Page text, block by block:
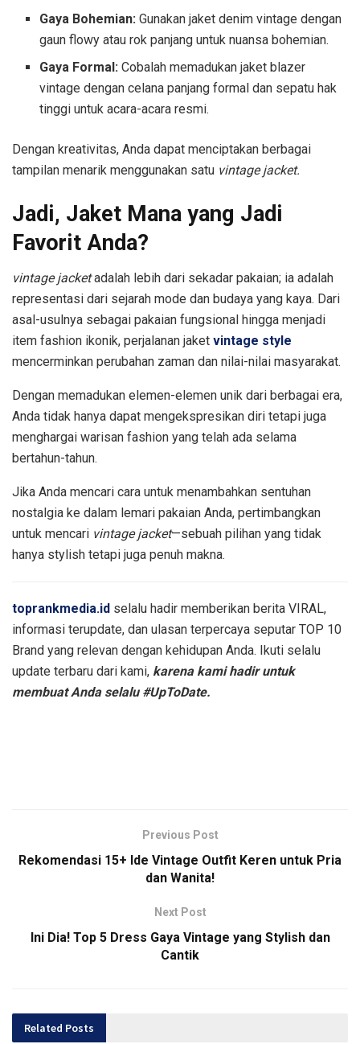
Gaya Bohemian:Gunakan jaket denim vintage dengan
gaun flowy atau rok panjang untuk nuansa bohemian.
Gaya Formal:Cobalah memadukan jaket blazer
vintage dengan celana panjang formal dan sepatu hak
tinggi untuk acara-acara resmi.
Dengan kreativitas, Anda dapat menciptakan berbagai
tampilan menarik menggunakan satu vintage jacket.
Jadi, Jaket Mana yang Jadi
Favorit Anda?
vintage jacketadalah lebih dari sekadar pakaian; ia adalah
representasi dari sejarah mode dan budaya yang kaya. Dari
asal-usulnya sebagai pakaian fungsional hingga menjadi
item fashion ikonik, perjalanan jaket vintage style
mencerminkan perubahan zaman dan nilai-nilai masyarakat.
Dengan memadukan elemen-elemen unik dari berbagai era,
Anda tidak hanya dapat mengekspresikan diri tetapi juga
menghargai warisan fashion yang telah ada selama
bertahun-tahun.
Jika Anda mencari cara untuk menambahkan sentuhan
nostalgia ke dalam lemari pakaian Anda, pertimbangkan
untuk mencari vintage jacket—sebuah pilihan yang tidak
hanya stylish tetapi juga penuh makna.
toprankmedia.id selalu hadir memberikan berita VIRAL,
informasi terupdate, dan ulasan terpercaya seputar TOP 10
Brand yang relevan dengan kehidupan Anda. Ikuti selalu
update terbaru dari kami, karena kami hadir untuk
membuat Anda selalu #UpToDate.
Previous Post
Rekomendasi 15+ Ide Vintage Outfit Keren untuk Pria
dan Wanita!
Next Post
Ini Dia! Top 5 Dress Gaya Vintage yang Stylish dan
Cantik
Related Posts